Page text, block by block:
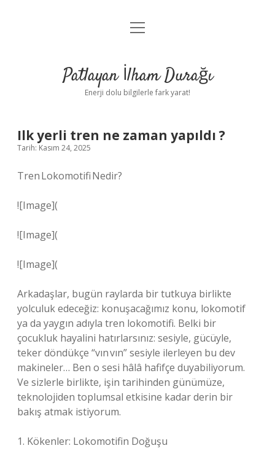
Anasayfa
Yasal Uyarı
menüyü
Patlayan İlham Durağı
Enerji dolu bilgilerle fark yarat!
Ilk yerli tren ne zaman yapıldı ?
Tarih: Kasım 24, 2025
Tren Lokomotifi Nedir?
![Image](
![Image](
![Image](
Arkadaşlar, bugün raylarda bir tutkuya birlikte
yolculuk edeceğiz: konuşacağımız konu, lokomotif
ya da yaygın adıyla tren lokomotifi. Belki bir
çocukluk hayalini hatırlarsınız: sesiyle, gücüyle,
teker döndükçe “vın vın” sesiyle ilerleyen bu dev
makineler… Ben o sesi hâlâ hafifçe duyabiliyorum.
Ve sizlerle birlikte, işin tarihinden günümüze,
teknolojiden toplumsal etkisine kadar derin bir
bakış atmak istiyorum.
1. Kökenler: Lokomotifin Doğuşu